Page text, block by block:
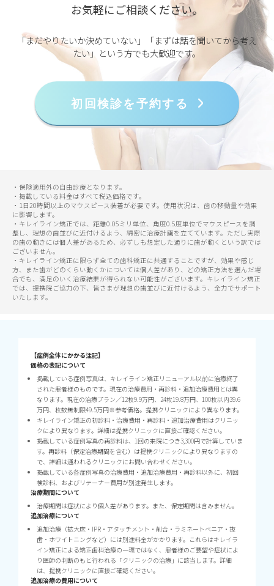
お気軽にご相談ください。
「まだやりたいか決めていない」「まずは話を聞いてから考え
たい」という方でも大歓迎です。
初回検診を予約する
・保険適用外の自由診療となります。
・掲載している料金はすべて税込価格です。
・1日20時間以上のマウスピース装着が必要です。使用状況は、歯の移動量や効果
に影響します。
・キレイライン矯正では、距離0.05ミリ単位、角度0.5度単位でマウスピースを調
整し、理想の歯並びに近付けるよう、綿密に治療計画を立てています。ただし実際
の歯の動きには個人差があるため、必ずしも想定した通りに歯が動くという訳では
ございません。
・キレイライン矯正に限らず全ての歯科矯正に共通することですが、効果や感じ
方、また歯がどのくらい動くかについては個人差があり、どの矯正方法を選んだ場
合でも、満足のいく治療結果が得られない可能性がございます。キレイライン矯正
では、提携院ご協力の下、皆さまが理想の歯並びに近付けるよう、全力でサポート
いたします。
【症例全体にかかる注記】
価格の表記について
掲載している症例写真は、キレイライン矯正リニューアル以前に治療終了
された患者様のものです。現在の治療費用・再診料・追加治療費用とは異
なります。現在の治療プラン／12枚9.9万円、24枚19.8万円、100枚以内39.6
万円、枚数無制限49.5万円※参考価格。提携クリニックにより異なります。
キレイライン矯正の初診料・治療費用・再診料・追加治療費用はクリニッ
クにより異なります。詳細は提携クリニックに直接ご確認ください。
掲載している症例写真の再診料は、1回の来院につき3,300円で計算していま
す。再診料（保定治療期間を含む）は提携クリニックにより異なりますの
で、詳細は通われるクリニックにお問い合わせください。
掲載している各症例写真の治療費用・追加治療費用・再診料以外に、初回
検診料、およびリテーナー費用が別途発生します。
治療期間について
治療期間は症状により個人差があります。また、保定期間は含みません。
追加治療について
追加治療（拡大床・IPR・アタッチメント・削合・ラミネートベニア・抜
歯・ホワイトニングなど）には別途料金がかかります。これらはキレイラ
イン矯正による矯正歯科治療の一環ではなく、患者様のご要望や症状によ
り医師の判断のもと行われる「クリニックの治療」に該当します。詳細
は、提携クリニックに直接ご確認ください。
追加治療の費用について